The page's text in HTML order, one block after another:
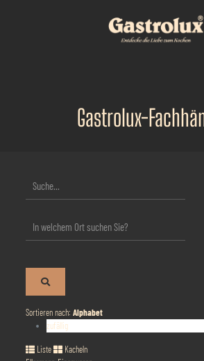
Gastrolux-
Sortieren nach: Alphabet
zufällig
Liste
Kacheln